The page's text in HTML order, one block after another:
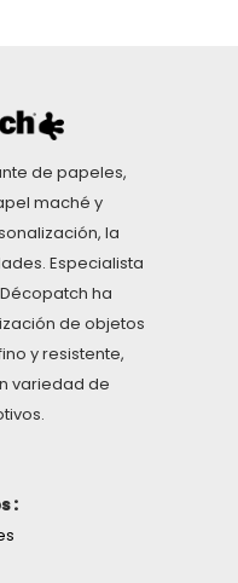
de papeles,
maché y
la
Especialista
Décopatch ha
de objetos
y resistente,
variedad de
: